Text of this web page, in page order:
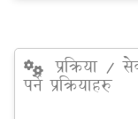
प्रक्रिया /
पर्ने प्रक्रियाहरु